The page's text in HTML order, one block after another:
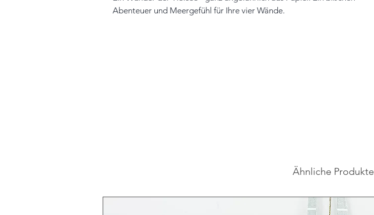
Abenteuer und Meergefühl für Ihre vier Wände.
Ähnliche Produkte